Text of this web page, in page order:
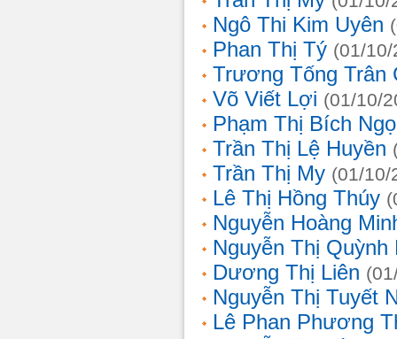
Ngô Thi Kim Uyên
Phan Thị Tý (01/
Trương Tống Trân
Võ Viết Lợi (01/10/
Phạm Thị Bích
Trần Thị Lệ Huyền
Trần Thị My (01/10/
Lê Thị Hồng Thúy
Nguyễn Hoàng
Nguyễn Thị Quỳnh
Dương Thị Liên
Nguyễn Thị Tuyết
Lê Phan Phương